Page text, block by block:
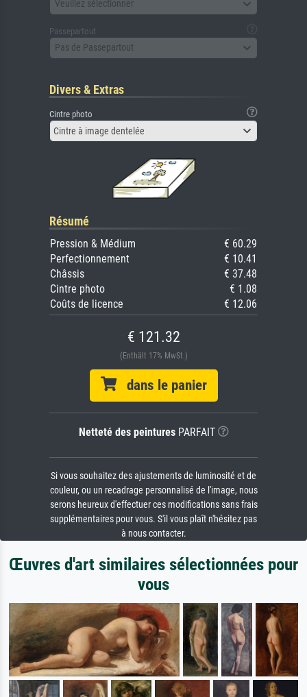
Veuillez sélectionner
Passepartout
Pas de Passepartout
Divers & Extras
Cintre photo
Cintre à image dentelée
Résumé
Pression & Médium
€ 60.29
Perfectionnement
€ 10.41
Châssis
€ 37.48
Cintre photo
€ 1.08
Coûts de licence
€ 12.06
€ 121.32
(Enthält 17% MwSt.)
dans le panier
Netteté des peinturesPARFAIT
Si vous souhaitez des ajustements de luminosité et de
couleur, ou un recadrage personnalisé de l'image, nous
serons heureux d'effectuer ces modifications sans frais
supplémentaires pour vous. S'il vous plaît n'hésitez pas
à nous contacter.
Œuvres d'art similaires sélectionnées pour
vous